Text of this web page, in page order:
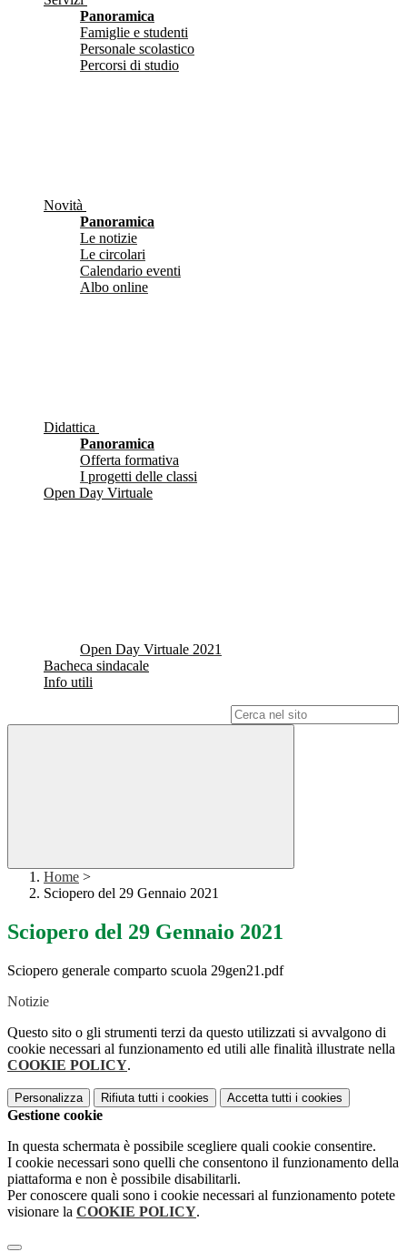
Panoramica
Famiglie e studenti
Personale scolastico
Percorsi di studio
Novità
Panoramica
Le notizie
Le circolari
Calendario eventi
Albo online
Didattica
Panoramica
Offerta formativa
I progetti delle classi
Open Day Virtuale
Open Day Virtuale 2021
Bacheca sindacale
Info utili
Home >
Sciopero del 29 Gennaio 2021
Sciopero del 29 Gennaio 2021
Sciopero generale comparto scuola 29gen21.pdf
Notizie
Questo sito o gli strumenti terzi da questo utilizzati si avvalgono di
cookie necessari al funzionamento ed utili alle finalità illustrate nella
COOKIE POLICY.
Personalizza Rifiuta tutti i cookies Accetta tutti i cookies
Gestione cookie
In questa schermata è possibile scegliere quali cookie consentire.
I cookie necessari sono quelli che consentono il funzionamento della
piattaforma e non è possibile disabilitarli.
Per conoscere quali sono i cookie necessari al funzionamento potete
visionare la COOKIE POLICY.